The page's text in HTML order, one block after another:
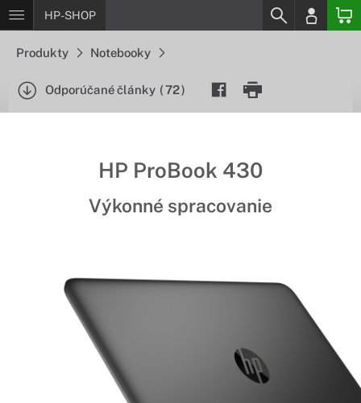
HP-SHOP
Produkty Notebooky
Odporúčané články (72)
HP ProBook 430
Výkonné spracovanie